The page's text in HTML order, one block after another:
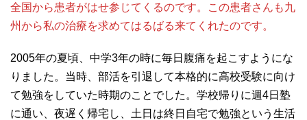
全国から患者がはせ参じてくるのです。この患者さんも九
州から私の治療を求めてはるばる来てくれたのです。
2005年の夏頃、中学3年の時に毎日腹痛を起こすようにな
りました。当時、部活を引退して本格的に高校受験に向け
て勉強をしていた時期のことでした。学校帰りに週4日塾
に通い、夜遅く帰宅し、土日は終日自宅で勉強という生活